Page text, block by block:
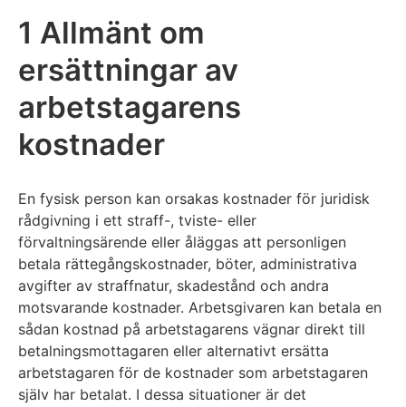
1 Allmänt om
ersättningar av
arbetstagarens
kostnader
En fysisk person kan orsakas kostnader för juridisk
rådgivning i ett straff-, tviste- eller
förvaltningsärende eller åläggas att personligen
betala rättegångskostnader, böter, administrativa
avgifter av straffnatur, skadestånd och andra
motsvarande kostnader. Arbetsgivaren kan betala en
sådan kostnad på arbetstagarens vägnar direkt till
betalningsmottagaren eller alternativt ersätta
arbetstagaren för de kostnader som arbetstagaren
själv har betalat. I dessa situationer är det